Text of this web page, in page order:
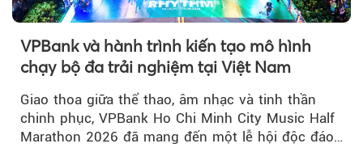
VPBank và hành trình kiến tạo mô hình
chạy bộ đa trải nghiệm tại Việt Nam
Giao thoa giữa thể thao, âm nhạc và tinh thần
chinh phục, VPBank Ho Chi Minh City Music Half
Marathon 2026 đã mang đến một lễ hội độc đáo